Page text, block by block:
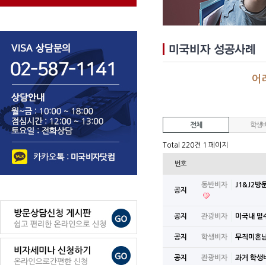
어
전체 학생
Total 220건 1 페이지
번호
공지
동반비자 J1&J2방
공지 관광비자 미국내 밀
공지 학생비자 무직미혼
공지 관광비자 과거 학생